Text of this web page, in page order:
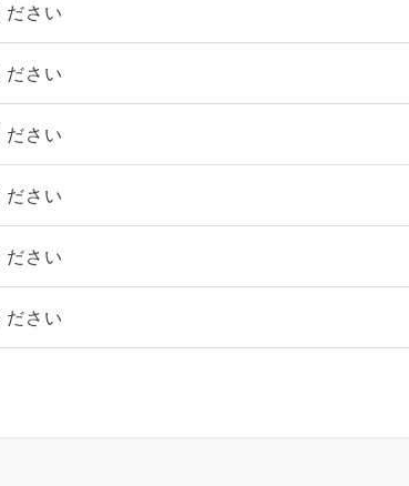
ださい
ださい
ださい
ださい
ださい
ださい